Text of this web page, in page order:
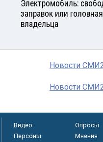
Электромобиль:
заправок или
владельца
Новости
Новости
Видео Опросы
Персоны
Мнения